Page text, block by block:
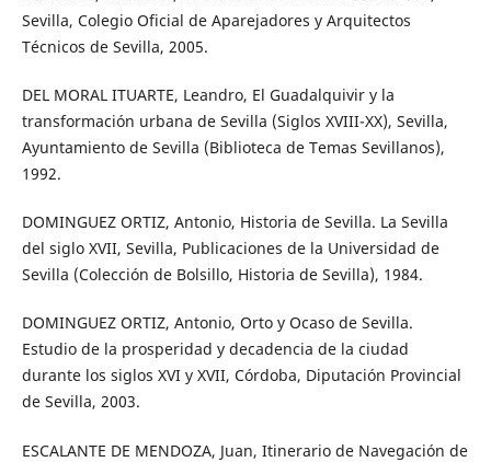
Sevilla, Colegio Oficial de Aparejadores y Arquitectos
Técnicos de Sevilla, 2005.
DEL MORAL ITUARTE, Leandro, El Guadalquivir y la
transformación urbana de Sevilla (Siglos XVIII-XX), Sevilla,
Ayuntamiento de Sevilla (Biblioteca de Temas Sevillanos),
1992.
DOMINGUEZ ORTIZ, Antonio, Historia de Sevilla. La Sevilla
del siglo XVII, Sevilla, Publicaciones de la Universidad de
Sevilla (Colección de Bolsillo, Historia de Sevilla), 1984.
DOMINGUEZ ORTIZ, Antonio, Orto y Ocaso de Sevilla.
Estudio de la prosperidad y decadencia de la ciudad
durante los siglos XVI y XVII, Córdoba, Diputación Provincial
de Sevilla, 2003.
ESCALANTE DE MENDOZA, Juan, Itinerario de Navegación de